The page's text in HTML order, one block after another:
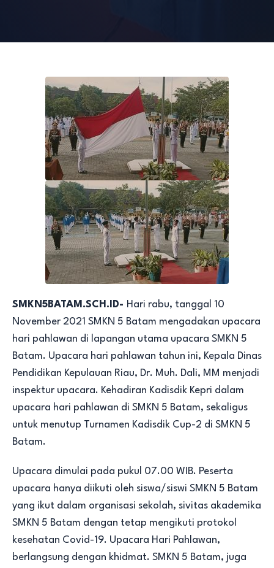
SMKN5BATAM.SCH.ID- Hari rabu, tanggal 10
November 2021 SMKN 5 Batam mengadakan upacara
hari pahlawan di lapangan utama upacara SMKN 5
Batam. Upacara hari pahlawan tahun ini, Kepala Dinas
Pendidikan Kepulauan Riau, Dr. Muh. Dali, MM menjadi
inspektur upacara. Kehadiran Kadisdik Kepri dalam
upacara hari pahlawan di SMKN 5 Batam, sekaligus
untuk menutup Turnamen Kadisdik Cup-2 di SMKN 5
Batam.
Upacara dimulai pada pukul 07.00 WIB. Peserta
upacara hanya diikuti oleh siswa/siswi SMKN 5 Batam
yang ikut dalam organisasi sekolah, sivitas akademika
SMKN 5 Batam dengan tetap mengikuti protokol
kesehatan Covid-19. Upacara Hari Pahlawan,
berlangsung dengan khidmat. SMKN 5 Batam, juga